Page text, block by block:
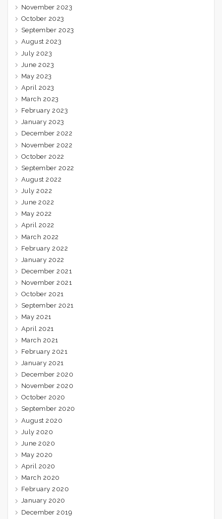
November 2023
October 2023
September 2023
August 2023
July 2023
June 2023
May 2023
April 2023
March 2023
February 2023
January 2023
December 2022
November 2022
October 2022
September 2022
August 2022
July 2022
June 2022
May 2022
April 2022
March 2022
February 2022
January 2022
December 2021
November 2021
October 2021
September 2021
May 2021
April 2021
March 2021
February 2021
January 2021
December 2020
November 2020
October 2020
September 2020
August 2020
July 2020
June 2020
May 2020
April 2020
March 2020
February 2020
January 2020
December 2019